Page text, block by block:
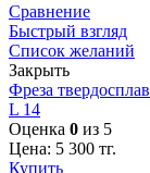
Сравнение
Быстрый взгляд
Список желаний
Закрыть
Фреза
L 14
Оценка 0 из 5
Цена: 5 300 тг.
Купить